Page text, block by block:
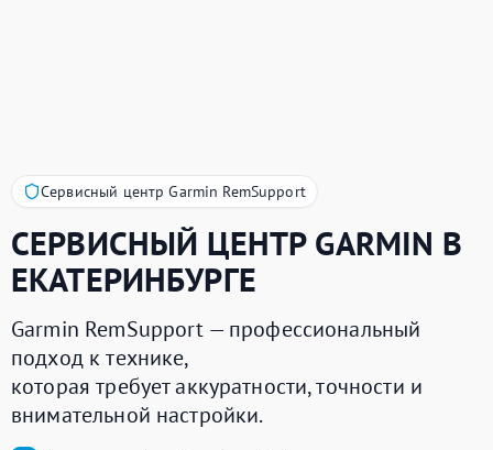
Сервисный центр Garmin RemSupport
СЕРВИСНЫЙ ЦЕНТР GARMIN В
ЕКАТЕРИНБУРГЕ
Garmin RemSupport — профессиональный
подход к технике,
которая требует аккуратности, точности и
внимательной настройки.